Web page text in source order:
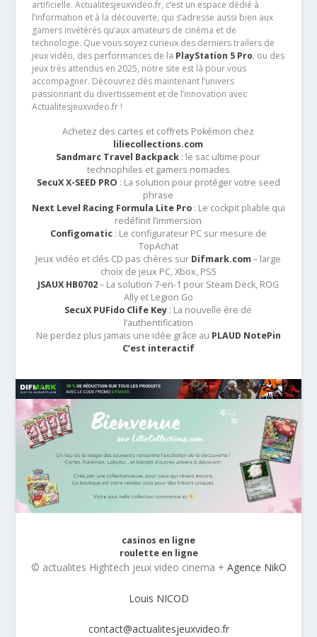
artificielle. Actualitesjeuxvideo.fr, c’est un espace dédié à
l’information et à la découverte, qui s’adresse aussi bien aux
gamers invétérés qu’aux amateurs de cinéma et de
technologie. Que vous soyez curieux des derniers trailers de
jeux vidéo, des performances de la PlayStation 5 Pro, ou des
jeux très attendus en 2025, notre site est là pour vous
accompagner. Découvrez dès maintenant l’univers
passionnant du divertissement et de l’innovation avec
Actualitesjeuxvideo.fr !
Achetez des cartes et coffrets Pokémon chez
liliecollections.com
Sandmarc Travel Backpack : le sac ultime pour
technophiles et gamers nomades
SecuX X-SEED PRO : La solution pour protéger votre seed
phrase
Next Level Racing Formula Lite Pro: Le cockpit pliable qui
redéfinit l’immersion
Configomatic: Le configurateur PC sur mesure de
TopAchat
Jeux vidéo et clés CD pas chères sur Difmark.com – large
choix de jeux PC, Xbox, PS5
JSAUX HB0702– La solution 7-en-1 pour Steam Deck, ROG
Ally et Legion Go
SecuX PUFido Clife Key : La nouvelle ère de
l’authentification
Ne perdez plus jamais une idée grâce au PLAUD NotePin
C’est interactif
casinos en ligne
roulette en ligne
© actualites Hightech jeux video cinema + Agence NikO
Louis NICOD
contact@actualitesjeuxvideo.fr